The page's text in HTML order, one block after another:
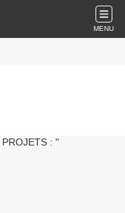
MENU